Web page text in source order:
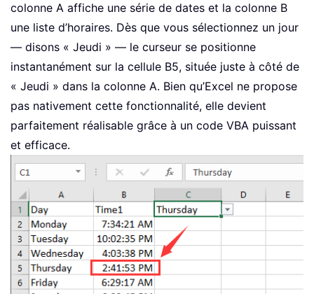
colonne A affiche une série de dates et la colonne B
une liste d’horaires. Dès que vous sélectionnez un jour
— disons « Jeudi » — le curseur se positionne
instantanément sur la cellule B5, située juste à côté de
« Jeudi » dans la colonne A. Bien qu’Excel ne propose
pas nativement cette fonctionnalité, elle devient
parfaitement réalisable grâce à un code VBA puissant
et efficace.